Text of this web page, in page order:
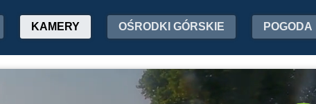
KAMERY OŚRODKI GÓRSKIE POGODA